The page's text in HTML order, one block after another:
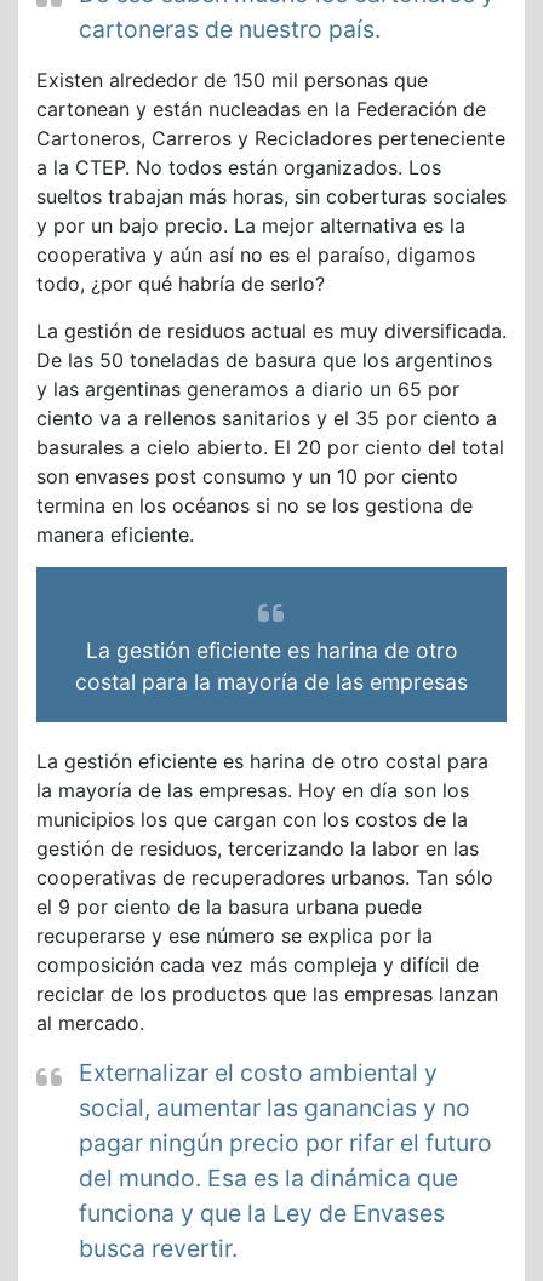
cartoneras de nuestro país.
Existen alrededor de 150 mil personas que
cartonean y están nucleadas en la Federación de
Cartoneros, Carreros y Recicladores perteneciente
a la CTEP. No todos están organizados. Los
sueltos trabajan más horas, sin coberturas sociales
y por un bajo precio. La mejor alternativa es la
cooperativa y aún así no es el paraíso, digamos
todo, ¿por qué habría de serlo?
La gestión de residuos actual es muy diversificada.
De las 50 toneladas de basura que los argentinos
y las argentinas generamos a diario un 65 por
ciento va a rellenos sanitarios y el 35 por ciento a
basurales a cielo abierto. El 20 por ciento del total
son envases post consumo y un 10 por ciento
termina en los océanos si no se los gestiona de
manera eficiente.
La gestión eficiente es harina de otro
costal para la mayoría de las empresas
La gestión eficiente es harina de otro costal para
la mayoría de las empresas. Hoy en día son los
municipios los que cargan con los costos de la
gestión de residuos, tercerizando la labor en las
cooperativas de recuperadores urbanos. Tan sólo
el 9 por ciento de la basura urbana puede
recuperarse y ese número se explica por la
composición cada vez más compleja y difícil de
reciclar de los productos que las empresas lanzan
al mercado.
Externalizar el costo ambiental y
social, aumentar las ganancias y no
pagar ningún precio por rifar el futuro
del mundo. Esa es la dinámica que
funciona y que la Ley de Envases
busca revertir.